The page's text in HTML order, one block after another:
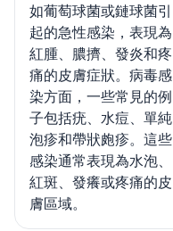
如葡萄球菌或鏈球菌引
起的急性感染，表現為
紅腫、膿擠、發炎和疼
痛的皮膚症狀。病毒感
染方面，一些常見的例
子包括疣、水痘、單純
泡疹和帶狀皰疹。這些
感染通常表現為水泡、
紅斑、發癢或疼痛的皮
膚區域。